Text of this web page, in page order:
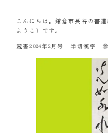
こんにちは。鎌倉市長谷の書
ようこ）です。
競書2024年2月号 半切漢字